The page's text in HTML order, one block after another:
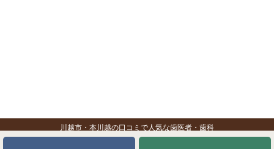
川越市・本川越の口コミで人気な歯医者・歯科